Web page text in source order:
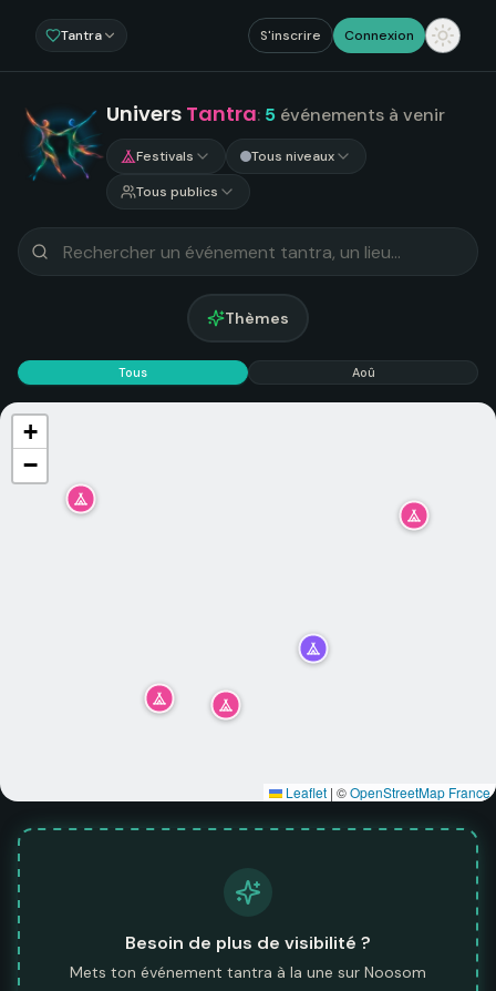
Tantra S'inscrire Connexion
Univers Tantra: 5 événements à venir
Festivals
Tous niveaux
Tous publics
Thèmes
Tous Aoû
+
−
Leaflet | ©OpenStreetMap France
Besoin de plus de visibilité ?
Mets ton événement tantra à la une sur Noosom